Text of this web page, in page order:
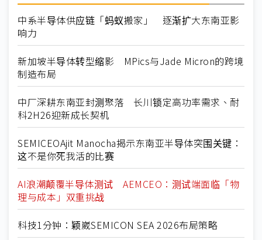
中系半导体供应链「蚂蚁搬家」 逐渐扩大东南亚影
响力
新加坡半导体转型缩影 MPics与Jade Micron的跨境
制造布局
中厂深耕东南亚封测聚落 长川锁定高功率需求、耐
科2H26迎新成长契机
SEMICEOAjit Manocha揭示东南亚半导体突围关键：
这不是你死我活的比赛
AI浪潮颠覆半导体测试 AEMCEO：测试端面临「物
理与成本」双重挑战
科技1分钟：颖崴SEMICON SEA 2026布局策略